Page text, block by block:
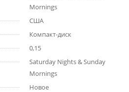
Mornings
США
Компакт-диск
0,15
Saturday Nights & Sunday
Mornings
Новое